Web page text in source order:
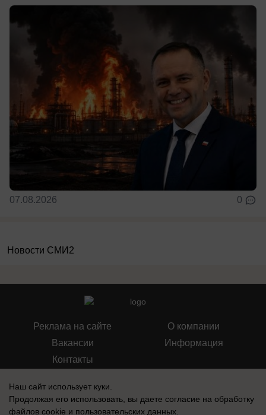
07.08.2026 0
Новости СМИ2
Реклама на сайте
Вакансии
Контакты
О компании
Информация
Наш сайт использует куки.
Продолжая его использовать, вы даете согласие на обработку
файлов cookie и пользовательских данных.